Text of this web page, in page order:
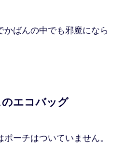
かばんの中でも邪魔になら
エコバッグ
ーチはついていません。